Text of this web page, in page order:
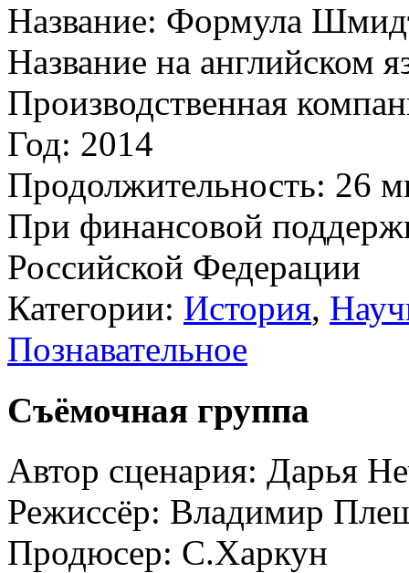
Название: Формула
Название на английском
Производственная
Год: 2014
Продолжительность: 26
При финансовой
Российской Федерации
Категории: История,
Познавательное
Съёмочная группа
Автор сценария: Дарья
Режиссёр: Владимир
Продюсер: С.Харкун